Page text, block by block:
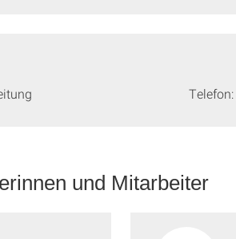
Telefon:
und Mitarbeiter